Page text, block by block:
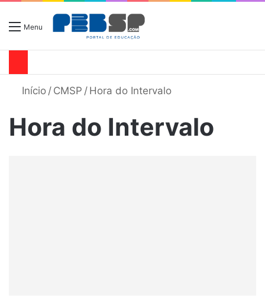
Menu
Início / CMSP / Hora do Intervalo
Hora do Intervalo